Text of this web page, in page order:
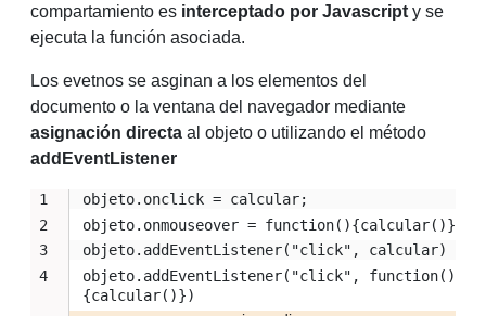
compartamiento es interceptado por Javascript y se
ejecuta la función asociada.
Los evetnos se asginan a los elementos del
documento o la ventana del navegador mediante
asignación directa al objeto o utilizando el método
addEventListener
objeto.onclick = calcular;
objeto.onmouseover = function(){calcular()}
objeto.addEventListener("click", calcular)
objeto.addEventListener("click", function()
{calcular()})